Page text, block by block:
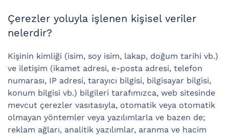
Çerezler yoluyla işlenen kişisel veriler
nelerdir?
Kişinin kimliği (isim, soy isim, lakap, doğum tarihi vb.)
ve iletişim (ikamet adresi, e-posta adresi, telefon
numarası, IP adresi, tarayıcı bilgisi, bilgisayar bilgisi,
konum bilgisi vb.) bilgileri tarafımızca, web sitesinde
mevcut çerezler vasıtasıyla, otomatik veya otomatik
olmayan yöntemler veya yazılımlarla ve bazen de;
reklam ağları, analitik yazılımlar, aranma ve hacim